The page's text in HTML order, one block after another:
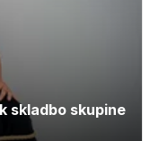
skladbo skupine